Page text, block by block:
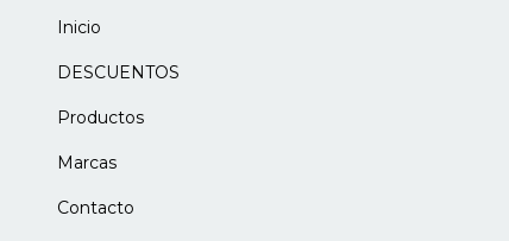
Inicio
DESCUENTOS
Productos
Marcas
Contacto